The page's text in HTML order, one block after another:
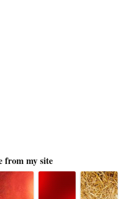
from my site